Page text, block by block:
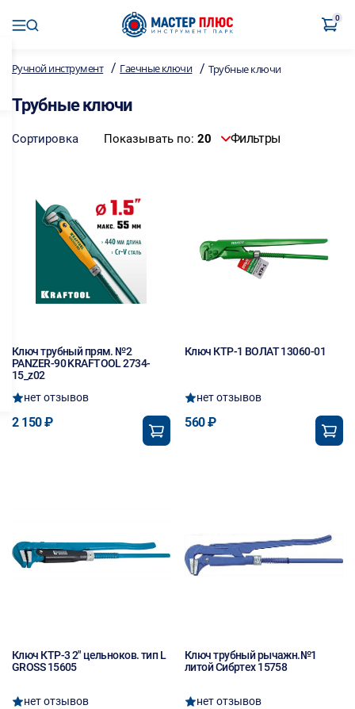
0
Ручной инструмент / Гаечные ключи /Трубные ключи
Трубные ключи
Сортировка Показывать по: 20 Фильтры
Ключ трубный прям. №2
PANZER-90 KRAFTOOL 2734-
15_z02
нет отзывов
2 150 ₽
Ключ КТР-1 ВОЛАТ 13060-01
нет отзывов
560 ₽
Ключ КТР-3 2" цельноков. тип L
GROSS 15605
нет отзывов
Ключ трубный рычажн.№1
литой Сибртех 15758
нет отзывов